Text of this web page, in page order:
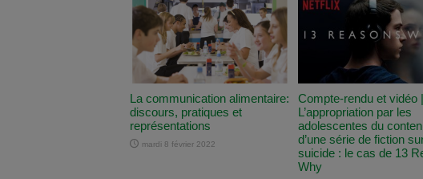
La communication alimentaire:
discours, pratiques et
représentations
mardi 8 février 2022
Compte-rendu et vidéo |
L’appropriation par les
adolescentes du
d’une série de fiction
suicide : le cas de 13
Why